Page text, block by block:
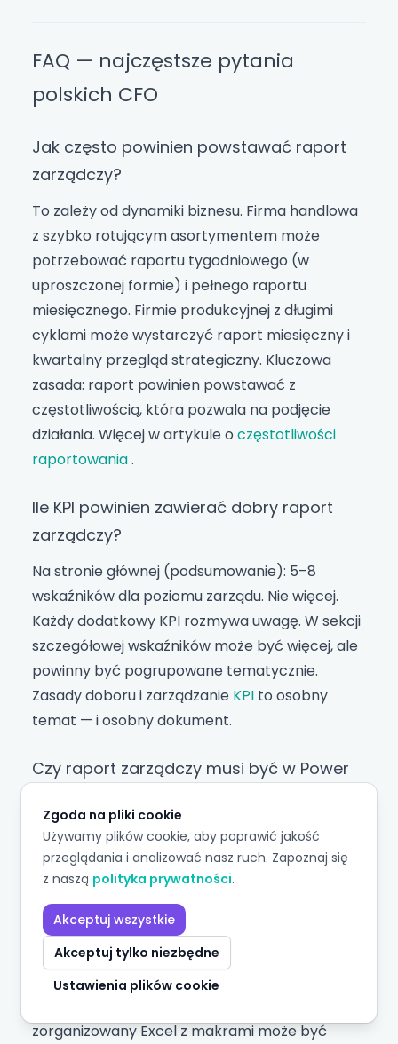
FAQ — najczęstsze pytania
polskich CFO
Jak często powinien powstawać raport
zarządczy?
To zależy od dynamiki biznesu. Firma handlowa
z szybko rotującym asortymentem może
potrzebować raportu tygodniowego (w
uproszczonej formie) i pełnego raportu
miesięcznego. Firmie produkcyjnej z długimi
cyklami może wystarczyć raport miesięczny i
kwartalny przegląd strategiczny. Kluczowa
zasada: raport powinien powstawać z
częstotliwością, która pozwala na podjęcie
działania. Więcej w artykule o częstotliwości
raportowania.
Ile KPI powinien zawierać dobry raport
zarządczy?
Na stronie głównej (podsumowanie): 5–8
wskaźników dla poziomu zarządu. Nie więcej.
Każdy dodatkowy KPI rozmywa uwagę. W sekcji
szczegółowej wskaźników może być więcej, ale
powinny być pogrupowane tematycznie.
Zasady doboru i zarządzanie KPI to osobny
temat — i osobny dokument.
Czy raport zarządczy musi być w Power
Nie. Narzędzie jest wtórne wobec projektu
raportu. Dobrze zaprojektowany raport w
Excelu jest lepszy niż źle zaprojektowany
dashboardw Power BI. Sekwencja jest
jednoznaczna: najpierw zaprojektuj raport
(odbiorca, decyzja, wskaźniki, próg istotności),
potem dobierz narzędzie. W firmie z
zorganizowany Excel z makrami może być
Zgoda na pliki cookie
Używamy plików cookie, aby poprawić jakość
przeglądania i analizować nasz ruch. Zapoznaj się
z naszą polityka prywatności.
Akceptuj wszystkie
Akceptuj tylko niezbędne
Ustawienia plików cookie